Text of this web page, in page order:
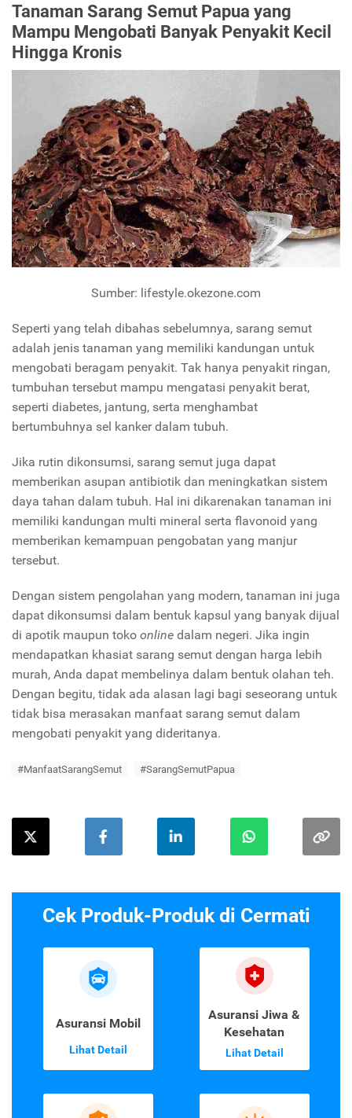
Tanaman Sarang Semut Papua yang
Mampu Mengobati Banyak Penyakit Kecil
Hingga Kronis
Sumber: lifestyle.okezone.com
Seperti yang telah dibahas sebelumnya, sarang semut
adalah jenis tanaman yang memiliki kandungan untuk
mengobati beragam penyakit. Tak hanya penyakit ringan,
tumbuhan tersebut mampu mengatasi penyakit berat,
seperti diabetes, jantung, serta menghambat
bertumbuhnya sel kanker dalam tubuh.
Jika rutin dikonsumsi, sarang semut juga dapat
memberikan asupan antibiotik dan meningkatkan sistem
daya tahan dalam tubuh. Hal ini dikarenakan tanaman ini
memiliki kandungan multi mineral serta flavonoid yang
memberikan kemampuan pengobatan yang manjur
tersebut.
Dengan sistem pengolahan yang modern, tanaman ini juga
dapat dikonsumsi dalam bentuk kapsul yang banyak dijual
di apotik maupun toko online dalam negeri. Jika ingin
mendapatkan khasiat sarang semut dengan harga lebih
murah, Anda dapat membelinya dalam bentuk olahan teh.
Dengan begitu, tidak ada alasan lagi bagi seseorang untuk
tidak bisa merasakan manfaat sarang semut dalam
mengobati penyakit yang dideritanya.
#ManfaatSarangSemut #SarangSemutPapua
Cek Produk-Produk di Cermati
Asuransi Mobil
Lihat Detail
Asuransi Jiwa &
Kesehatan
Lihat Detail